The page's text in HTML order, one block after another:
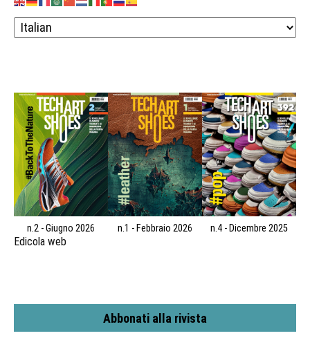
n.2 - Giugno 2026 n.1 - Febbraio 2026 n.4 - Dicembre 2025
Edicola web
Abbonati alla rivista